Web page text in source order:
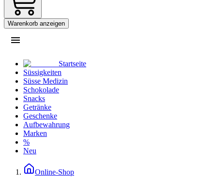
Warenkorb anzeigen
Startseite
Süssigkeiten
Süsse Medizin
Schokolade
Snacks
Getränke
Geschenke
Aufbewahrung
Marken
%
Neu
Online-Shop